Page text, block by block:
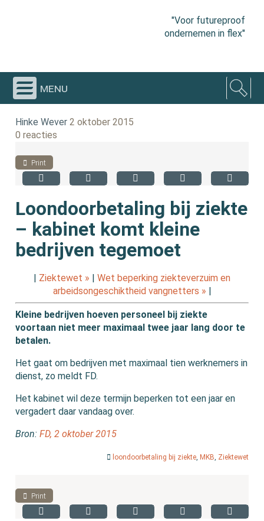
"Voor futureproof
ondernemen in flex"
menu
Hinke Wever 2 oktober 2015
0 reacties
Print
Loondoorbetaling bij ziekte
– kabinet komt kleine
bedrijven tegemoet
Ziektewet »
Wet beperking ziekteverzuim en
arbeidsongeschiktheid vangnetters »
Kleine bedrijven hoeven personeel bij ziekte
voortaan niet meer maximaal twee jaar lang door te
betalen.
Het gaat om bedrijven met maximaal tien werknemers in
dienst, zo meldt FD.
Het kabinet wil deze termijn beperken tot een jaar en
vergadert daar vandaag over.
Bron:FD, 2 oktober 2015
loondoorbetaling bij ziekte, MKB, Ziektewet
Print